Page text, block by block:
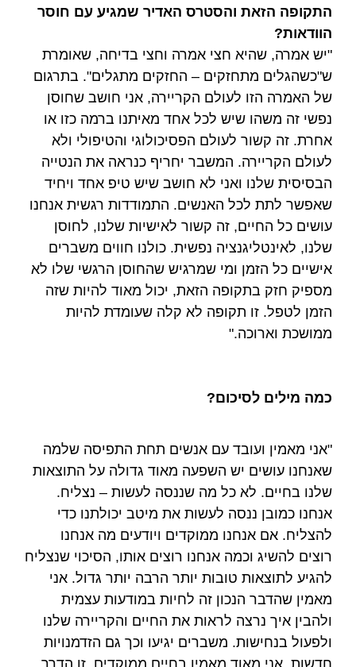
התקופה הזאת והסטרס האדיר שמגיע עם חוסר
הוודאות?
"יש אמרה, שהיא חצי אמרה וחצי בדיחה, שאומרת
ש"כשהגלים מתחזקים – החזקים מתגלים". בתרגום
של האמרה הזו לעולם הקריירה, אני חושב שחוסן
נפשי זה משהו שיש לכל אחד מאיתנו ברמה כזו או
אחרת. זה קשור לעולם הפסיכולוגי והטיפולי ולא
לעולם הקריירה. המשבר יחריף כנראה את הנטייה
הבסיסית שלנו ואני לא חושב שיש טיפ אחד ויחיד
שאפשר לתת לכל האנשים. התמודדות רגשית אנחנו
עושים כל החיים, זה קשור לאישיות שלנו, לחוסן
שלנו, לאינטליגנציה נפשית. כולנו חווים משברים
אישיים כל הזמן ומי שמרגיש שהחוסן הרגשי שלו לא
מספיק חזק בתקופה הזאת, יכול מאוד להיות שזה
הזמן לטפל. זו תקופה לא קלה שעומדת להיות
ממושכת וארוכה."
כמה מילים לסיכום?
"אני מאמין ועובד עם אנשים תחת התפיסה שלמה
שאנחנו עושים יש השפעה מאוד גדולה על התוצאות
שלנו בחיים. לא כל מה שננסה לעשות – נצליח.
אנחנו כמובן ננסה לעשות את מיטב יכולתנו כדי
להצליח. אם אנחנו ממוקדים ויודעים מה אנחנו
רוצים להשיג וכמה אנחנו רוצים אותו, הסיכוי שנצליח
להגיע לתוצאות טובות יותר הרבה יותר גדול. אני
מאמין שהדבר הנכון זה לחיות במודעות עצמית
ולהבין איך נרצה לראות את החיים והקריירה שלנו
ולפעול בנחישות. משברים יגיעו וכך גם הזדמנויות
חדשות. אני מאוד מאמין בחיים ממוקדים, זו הדרך